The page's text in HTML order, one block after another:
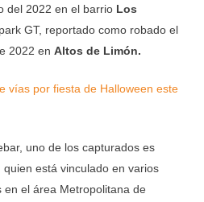
del 2022 en el barrio Los
GT, reportado como robado el
2022 en Altos de Limón.
vías por fiesta de Halloween este
uno de los capturados es
está vinculado en varios
el área Metropolitana de